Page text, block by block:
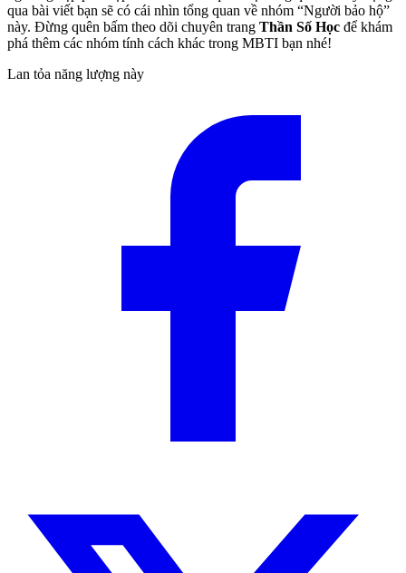
qua bài viết bạn sẽ có cái nhìn tổng quan về nhóm “Người bảo hộ”
này. Đừng quên bấm theo dõi chuyên trang Thần Số Học để khám
phá thêm các nhóm tính cách khác trong MBTI bạn nhé!
Lan tỏa năng lượng này